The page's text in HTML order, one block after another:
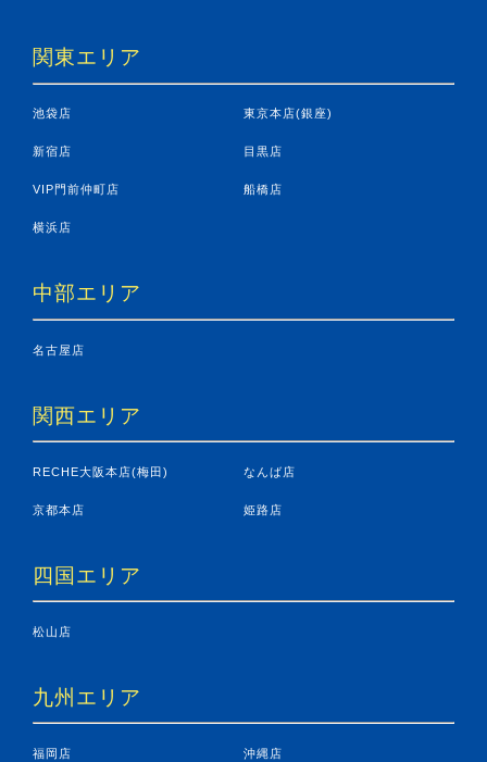
関東エリア
池袋店 東京本店(銀座)
新宿店 目黒店
VIP門前仲町店 船橋店
横浜店
中部エリア
名古屋店
関西エリア
RECHE大阪本店(梅田) なんば店
京都本店 姫路店
四国エリア
松山店
九州エリア
福岡店 沖縄店